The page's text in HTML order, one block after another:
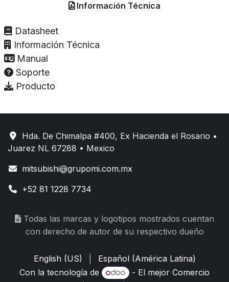
Información Técnica
Datasheet
Información Técnica
Manual
Soporte
Producto
Hda. De Chimalpa #400, Ex Hacienda el Rosario •
Juarez NL 67288 • Mexico
mitsubishi@grupomi.com.mx
+52 81 1228 7734
Todas las marcas y logotipos mostrados cuentan
con derecho de autor de su respectivo dueño
English (US)
Español (América Latina)
Con la tecnología de
- El mejorComercio